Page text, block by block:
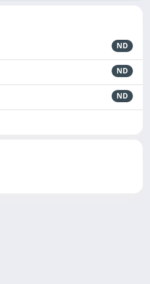
ND
ND
ND